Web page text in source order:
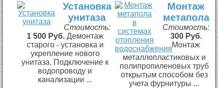
Установка
унитаза
Стоимость:
1 500 Руб. Демонтаж
старого - установка и
укрепление нового
унитаза. Подключение к
водопроводу и
канализации ...
Монтаж
метапола
Стоимость:
300 Руб.
Монтаж
металлопластиковых и
полипропиленовых труб
открытым способом без
учета фурнитуры ...